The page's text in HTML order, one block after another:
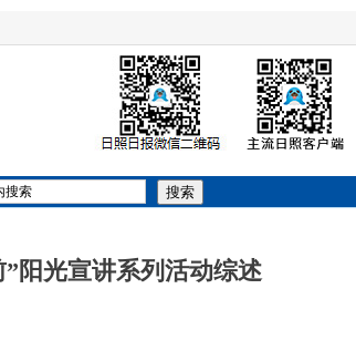
搜索
阳光宣讲系列活动综述